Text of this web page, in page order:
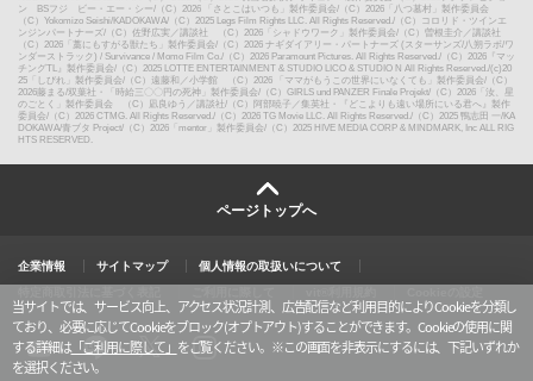
ン BSフジ ビー・エー・シー/ （C）2026 「さとこはいつも」製作委員会/ （C）2026「八つ墓村」製作委員会
（C）Yokomizo Seishi/KADOKAWA/ （C）2025 Legs Film Rights LLC. All Rights Reserved./ （C）コロリド・ツインエ
ンジンパートナーズ/ （C）佐野広実／講談社 （C）2026「シャドウワーク」製作委員会/ （C）曽根圭介／講談社
（C）2026「藁にもすがる獣たち」製作委員会/ （C）2026 ナギダイアリー・パートナーズ (スターサンズ/八朔ラボ/ワ
ンダーストラック) / Survivance / Momo Film Co./ （C）2026 Paramount Pictures. All Rights Reserved./ （C）2026『マッ
チングTL』製作委員会/ （C）2025 LOTTE ENTERTAINMENT & STUDIO LICO & STUDIO N All Rights Reserved./(c)20
25「しびれ」製作委員会/ （C）遠藤和／小学館 （C）2026 「ママがもうこの世界にいなくても」製作委員会/ （C）
2026藤まる/双葉社・「時給三〇〇円の死神」製作委員会/ （C）GIRLS und PANZER Finale Projekt/ （C）2026「汝、星
のごとく」製作委員会 （C）凪良ゆう／講談社/ （C）阿部暁子／集英社・『どこよりも遠い場所にいる君へ』製作
委員会/ （C）2026 CTMG. All Rights Reserved./ （C）2026 TG Movie LLC. All Rights Reserved./ （C）2025 鴨志田 一/KA
DOKAWA/青ブタ Project/ （C）2026「mentor」製作委員会/ （C）2025 HIVE MEDIA CORP & MINDMARK, Inc ALL RIG
HTS RESERVED.
ページトップへ
企業情報 サイトマップ
個人情報の取扱いについて
y
l
当サイトでは、サービス向上、アクセス状況計測、広告配信など利用目的によりCookieを分類し
ており、必要に応じてCookieをブロック(オプトアウト)することができます。Cookieの使用に関
する詳細は「ご利用に際して」 をご覧ください。 ※この画面を非表示にするには、下記いずれか
を選択ください。